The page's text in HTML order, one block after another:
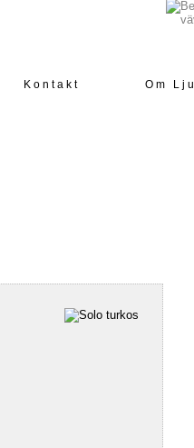
Kontakt Om